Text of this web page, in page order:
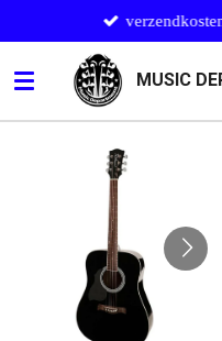
direct
naar
de
hoofdinhoud
MUSIC